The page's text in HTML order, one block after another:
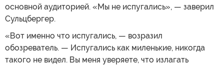
основной аудиторией. «Мы не испугались», — заверил
Сульцбергер.
«Вот именно что испугались, — возразил
обозреватель. — Испугались как миленькие, никогда
такого не видел. Вы меня уверяете, что излагать